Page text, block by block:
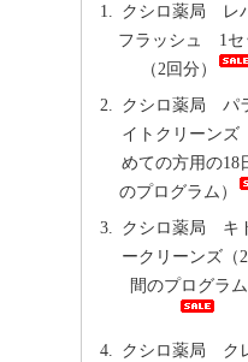
クシロ薬局 レ
フラッシュ 1セ
（2回分）
クシロ薬局 パ
イトクリーンズ
めての方用の18
のプログラム）
クシロ薬局 キ
ークリーンズ（
間のプログラム
クシロ薬局 ク